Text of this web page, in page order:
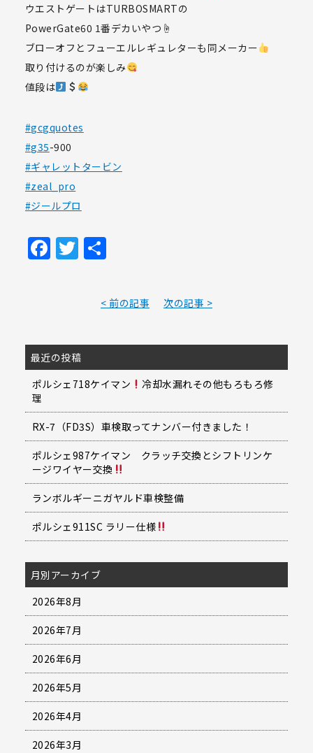
ウエストゲートはTURBOSMARTの
PowerGate60 1番デカいやつ☝️
ブローオフとフューエルレギュレターも同メーカー
取り付けるのが楽しみ
値段は
#gcgquotes
#g35-900
#ギャレットタービン
#zeal_pro
#ジールプロ
Facebook
Twitter
共
< 前の記事 次の記事 >
最近の投稿
ポルシェ718ケイマン
冷却水漏れその他もろもろ修
理
RX-7（FD3S）車検取ってナンバー付きました！
ポルシェ987ケイマン クラッチ交換とシフトリンケ
ージワイヤー交換
ランボルギーニガヤルド車検整備
ポルシェ911SC ラリー仕様
月別アーカイブ
2026年8月
2026年7月
2026年6月
2026年5月
2026年4月
2026年3月